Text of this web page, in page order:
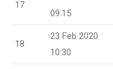
17
09:15
18
23 Feb 2020
10:30